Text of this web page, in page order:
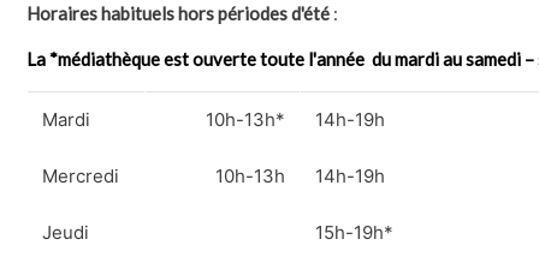
Horaires habituels hors périodes d'été :
La *médiathèque est ouverte toute l'année du mardi au samedi
Mardi 10h-13h* 14h-19h
Mercredi 10h-13h 14h-19h
Jeudi 15h-19h*